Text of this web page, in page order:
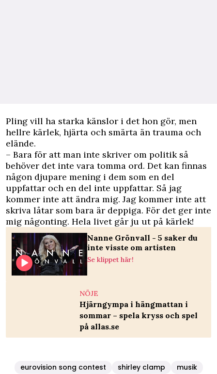
Pling vill ha starka känslor i det hon gör, men
hellre kärlek, hjärta och smärta än trauma och
elände.
– Bara för att man inte skriver om politik så
behöver det inte vara tomma ord. Det kan finnas
någon djupare mening i dem som en del
uppfattar och en del inte uppfattar. Så jag
kommer inte att ändra mig. Jag kommer inte att
skriva låtar som bara är deppiga. För det ger inte
mig någonting. Hela livet går ju ut på kärlek!
Nanne Grönvall - 5 saker du
inte visste om artisten
Se klippet här!
NÖJE
Hjärngympa i hängmattan i
sommar – spela kryss och spel
på allas.se
eurovision song contest shirley clamp
musik